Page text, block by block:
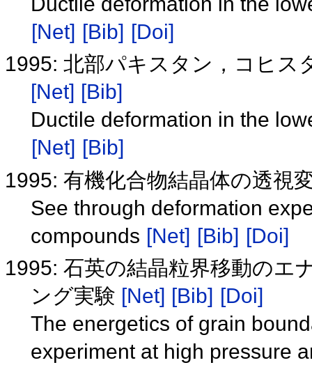
[Net] [Bib] [Doi]
1995: 北部パキスタン，コヒス
[Net] [Bib]
Ductile deformation in the
[Net] [Bib]
1995: 有機化合物結晶体の透視
See through deformation
compounds [Net] [Bib] [Doi]
1995: 石英の結晶粒界移動のエ
ング実験 [Net] [Bib] [Doi]
The energetics of grain
experiment at high pressure